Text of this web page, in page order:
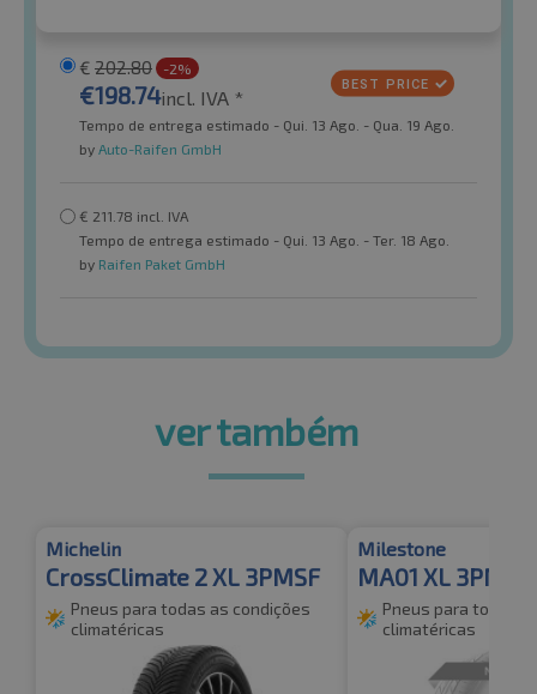
€ 202.80 -2%
€198.74incl. IVA *
Tempo de entrega estimado - Qui. 13 Ago. - Qua. 19 Ago.
by Auto-Raifen GmbH
€ 211.78 incl. IVA
Tempo de entrega estimado - Qui. 13 Ago. - Ter. 18 Ago.
by Raifen Paket GmbH
ver também
Michelin
CrossClimate 2 XL 3PMSF
Pneus para todas as condições
climatéricas
Milestone
MA01 XL 3PMSF
Pneus para todas
climatéricas